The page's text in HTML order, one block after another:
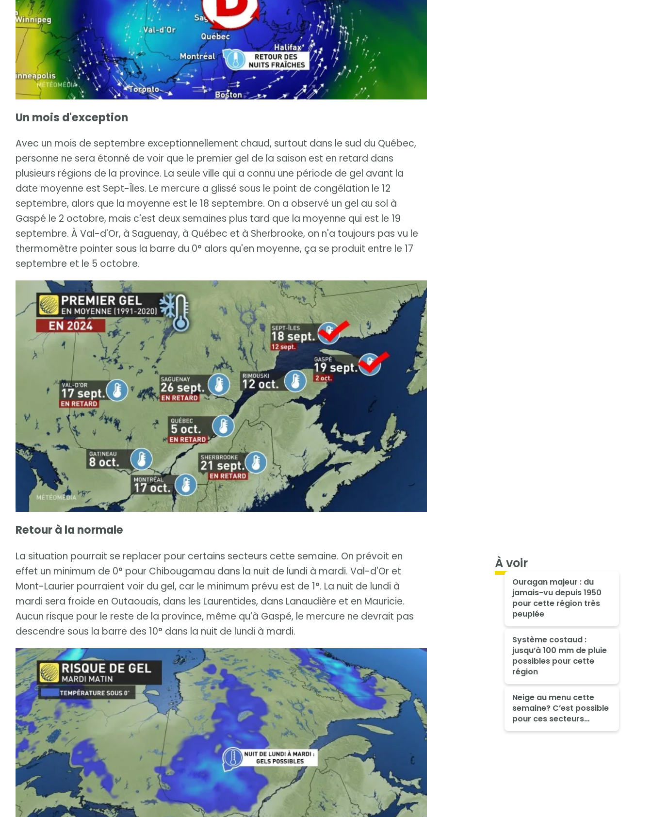
Un mois d'exception
Avec un mois de septembre exceptionnellement chaud, surtout dans le sud du Québec,
personne ne sera étonné de voir que le premier gel de la saison est en retard dans
plusieurs régions de la province. La seule ville qui a connu une période de gel avant la
date moyenne est Sept-Îles. Le mercure a glissé sous le point de congélation le 12
septembre, alors que la moyenne est le 18 septembre. On a observé un gel au sol à
Gaspé le 2 octobre, mais c'est deux semaines plus tard que la moyenne qui est le 19
septembre. À Val-d'Or, à Saguenay, à Québec et à Sherbrooke, on n'a toujours pas vu le
thermomètre pointer sous la barre du 0° alors qu'en moyenne, ça se produit entre le 17
septembre et le 5 octobre.
Retour à la normale
La situation pourrait se replacer pour certains secteurs cette semaine. On prévoit en
effet un minimum de 0° pour Chibougamau dans la nuit de lundi à mardi. Val-d'Or et
Mont-Laurier pourraient voir du gel, car le minimum prévu est de 1°. La nuit de lundi à
mardi sera froide en Outaouais, dans les Laurentides, dans Lanaudière et en Mauricie.
Aucun risque pour le reste de la province, même qu'à Gaspé, le mercure ne devrait pas
descendre sous la barre des 10° dans la nuit de lundi à mardi.
À voir
Ouragan majeur : du
jamais-vu depuis 1950
pour cette région très
peuplée
Système costaud :
jusqu’à 100 mm de pluie
possibles pour cette
région
Neige au menu cette
semaine? C’est possible
pour ces secteurs…